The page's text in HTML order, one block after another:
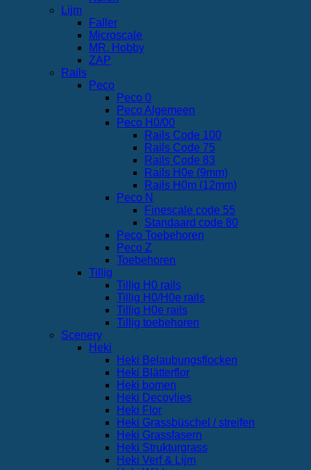
Lijm
Faller
Microscale
MR. Hobby
ZAP
Rails
Peco
Peco 0
Peco Algemeen
Peco H0/00
Rails Code 100
Rails Code 75
Rails Code 83
Rails H0e (9mm)
Rails H0m (12mm)
Peco N
Finescale code 55
Standaard code 80
Peco Toebehoren
Peco Z
Toebehoren
Tillig
Tillig H0 rails
Tillig H0/H0e rails
Tillig H0e rails
Tillig toebehoren
Scenery
Heki
Heki Belaubungsflocken
Heki Blätterflor
Heki bomen
Heki Decovlies
Heki Flor
Heki Grassbüschel / streifen
Heki Grassfasern
Heki Strukturgrass
Heki Verf & Lijm